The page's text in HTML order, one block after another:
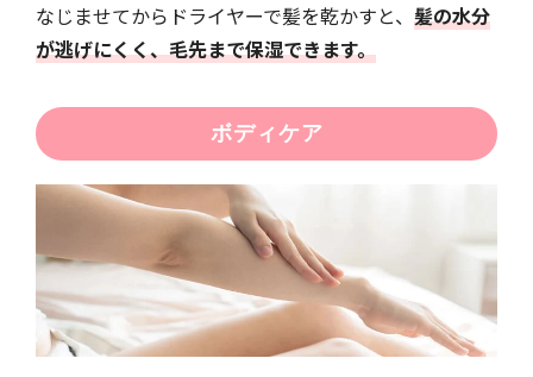
なじませてからドライヤーで髪を乾かすと、 髪の水分
が逃げにくく、毛先まで保湿できます。
ボディケア